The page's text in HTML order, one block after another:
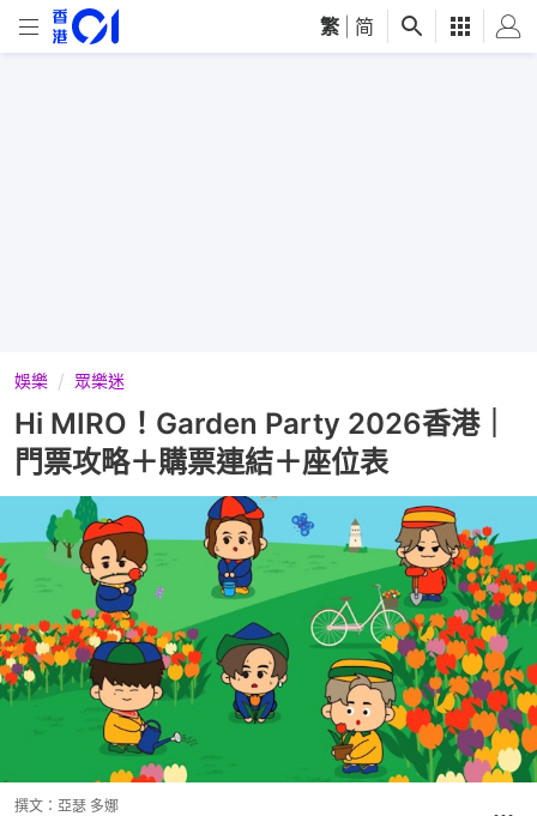
繁 简
娛樂 眾樂迷
Hi MIRO！Garden Party 2026香港｜
門票攻略＋購票連結＋座位表
撰文： 亞瑟 多娜